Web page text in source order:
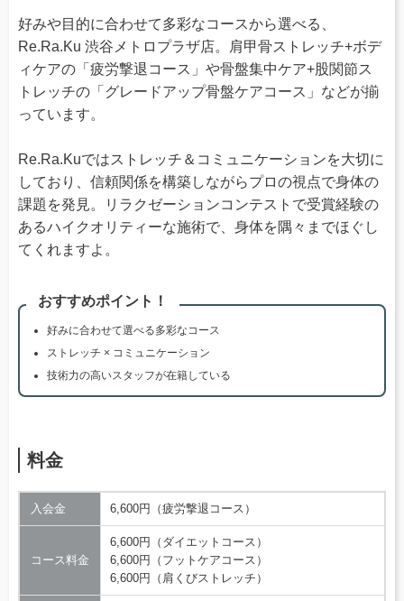
好みや目的に合わせて多彩なコースから選べる、
Re.Ra.Ku 渋谷メトロプラザ店。肩甲骨ストレッチ+ボデ
ィケアの「疲労撃退コース」や骨盤集中ケア+股関節ス
トレッチの「グレードアップ骨盤ケアコース」などが揃
っています。
Re.Ra.Kuではストレッチ＆コミュニケーションを大切に
しており、信頼関係を構築しながらプロの視点で身体の
課題を発見。リラクゼーションコンテストで受賞経験の
あるハイクオリティーな施術で、身体を隅々までほぐし
てくれますよ。
おすすめポイント！
好みに合わせて選べる多彩なコース
ストレッチ × コミュニケーション
技術力の高いスタッフが在籍している
料金
入会金 6,600円（疲労撃退コース）
コース料金
6,600円（ダイエットコース）
6,600円（フットケアコース）
6,600円（肩くびストレッチ）